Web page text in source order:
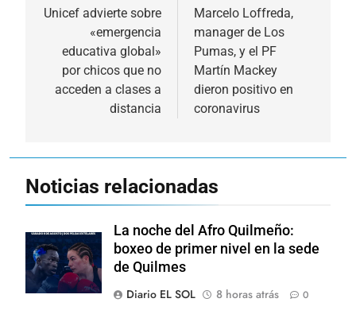
de
entradas
Unicef advierte sobre
«emergencia
educativa global»
por chicos que no
acceden a clases a
distancia
Marcelo Loffreda,
manager de Los
Pumas, y el PF
Martín Mackey
dieron positivo en
coronavirus
Noticias relacionadas
La noche del Afro Quilmeño:
boxeo de primer nivel en la sede
de Quilmes
Diario EL SOL
8 horas atrás 0